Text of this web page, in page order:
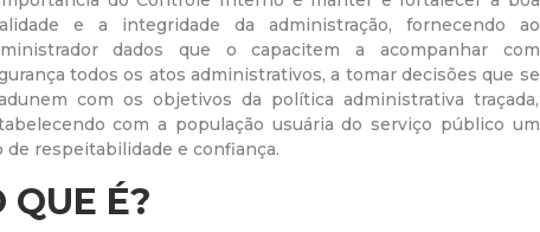
u
n
i
c
e a integridade da administração, fornecendo ao
dados que o capacitem a acompanhar com
todos os atos administrativos, a tomar decisões que se
com os objetivos da política administrativa traçada,
com a população usuária do serviço público um
de respeitabilidade e confiança.
QUE É?